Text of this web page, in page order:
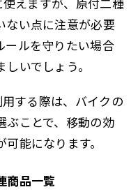
ない点に注意が必要
ールを守りたい場合
いでしょう。
する際は、バイクの
ぶことで、移動の効
能になります。
商品一覧